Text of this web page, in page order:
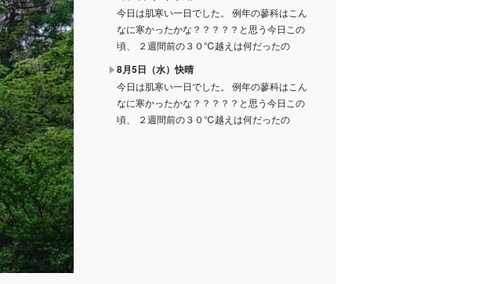
今日は肌寒い一日でした。 例年の蓼科はこん
なに寒かったかな？？？？？と思う今日この
頃、 ２週間前の３０℃越えは何だったの
8月5日（水）快晴
今日は肌寒い一日でした。 例年の蓼科はこん
なに寒かったかな？？？？？と思う今日この
頃、 ２週間前の３０℃越えは何だったの